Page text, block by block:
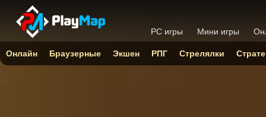
PC игры Мини игры
Онлайн Браузерные Экшен РПГ Стрелялки